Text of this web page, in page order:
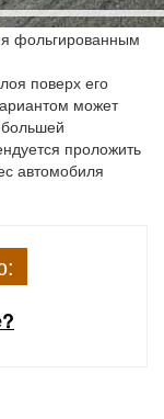
фольгированным
поверх его
может
проложить
автомобиля